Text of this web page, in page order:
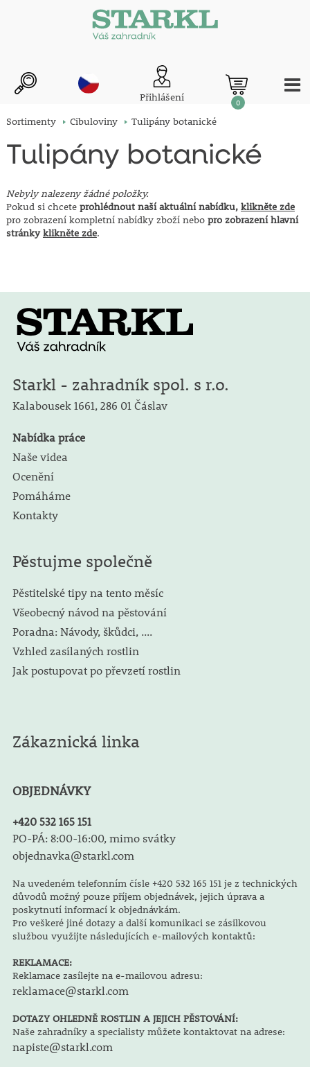
Přihlášení 0
Sortimenty Cibuloviny Tulipány botanické
Tulipány botanické
Nebyly nalezeny žádné položky.
Pokud si chcete prohlédnout naší aktuální nabídku, klikněte zde
pro zobrazení kompletní nabídky zboží nebo pro zobrazení hlavní
stránkyklikněte zde.
Starkl - zahradník spol. s r.o.
Kalabousek 1661, 286 01 Čáslav
Nabídka práce
Naše videa
Ocenění
Pomáháme
Kontakty
Pěstujme společně
Pěstitelské tipy na tento měsíc
Všeobecný návod na pěstování
Poradna: Návody, škůdci, ....
Vzhled zasílaných rostlin
Jak postupovat po převzetí rostlin
Zákaznická linka
OBJEDNÁVKY
+420 532 165 151
PO-PÁ: 8:00-16:00, mimo svátky
objednavka@starkl.com
Na uvedeném telefonním čísle +420 532 165 151 je z technických
důvodů možný pouze příjem objednávek, jejich úprava a
poskytnutí informací k objednávkám.
Pro veškeré jiné dotazy a další komunikaci se zásilkovou
službou využijte následujících e-mailových kontaktů:
REKLAMACE:
Reklamace zasílejte na e-mailovou adresu:
reklamace@starkl.com
DOTAZY OHLEDNĚ ROSTLIN A JEJICH PĚSTOVÁNÍ:
Naše zahradníky a specialisty můžete kontaktovat na adrese:
napiste@starkl.com